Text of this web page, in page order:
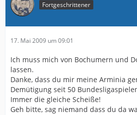
Fortgeschrittener
17. Mai 2009 um 09:01
Ich muss mich von Bochumern und
lassen.
Danke, dass du mir meine Arminia
Demütigung seit 50
Immer die gleiche Scheiße!
Geh bitte, sag niemand dass du da